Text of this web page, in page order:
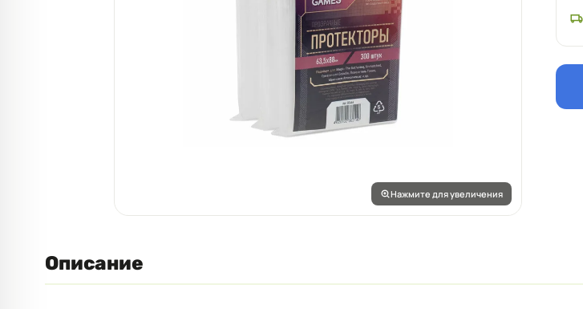
Нажмите для увеличения
Описание